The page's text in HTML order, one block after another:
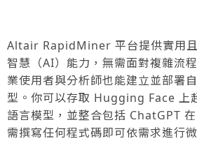
Altair RapidMiner 平台提供實用
智慧（AI）能力，無需面對複雜流
業使用者與分析師也能建立並部署
型。你可以存取 Hugging Face 上
語言模型，並整合包括 ChatGPT
需撰寫任何程式碼即可依需求進行